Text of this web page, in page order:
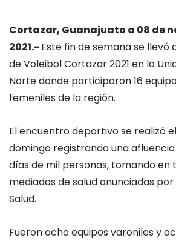
Cortazar, Guanajuato a 08 de
2021.- Este fin de semana se llevó
de Voleibol Cortazar 2021 en la
Norte donde participaron 16
femeniles de la región.
El encuentro deportivo se realizó
domingo registrando una
días de mil personas, tomando en
mediadas de salud anunciadas
Salud.
Fueron ocho equipos varoniles y